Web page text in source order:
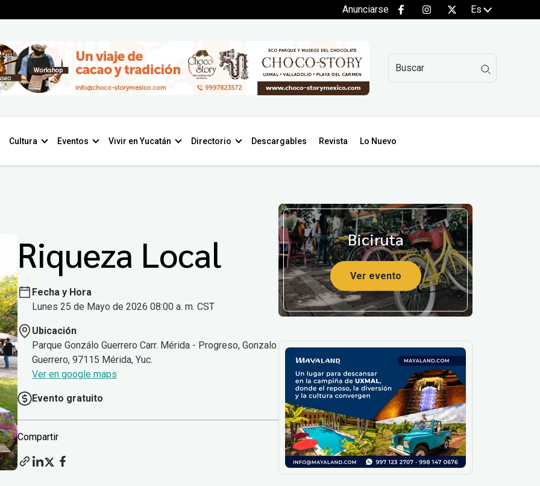
Anunciarse Es
Cultura Eventos Vivir en Yucatán Directorio Descargables Revista Lo Nuevo
Riqueza Local
Fecha y Hora
Lunes 25 de Mayo de 2026 08:00 a. m. CST
Ubicación
Parque Gonzálo Guerrero Carr. Mérida - Progreso, Gonzalo
Guerrero, 97115 Mérida, Yuc.
Ver en google maps
Evento gratuito
Compartir
Biciruta
Ver evento